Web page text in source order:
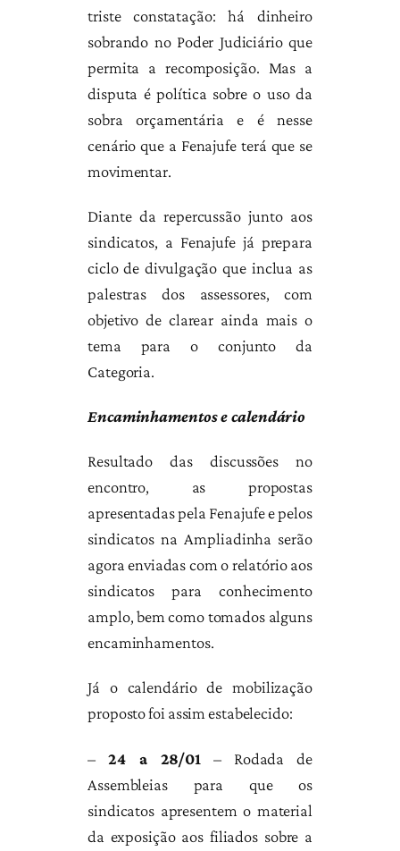
triste constatação: há dinheiro
sobrando no Poder Judiciário que
permita a recomposição. Mas a
disputa é política sobre o uso da
sobra orçamentária e é nesse
cenário que a Fenajufe terá que se
movimentar.
Diante da repercussão junto aos
sindicatos, a Fenajufe já prepara
ciclo de divulgação que inclua as
palestras dos assessores, com
objetivo de clarear ainda mais o
tema para o conjunto da
Categoria.
Encaminhamentos e calendário
Resultado das discussões no
encontro, as propostas
apresentadas pela Fenajufe e pelos
sindicatos na Ampliadinha serão
agora enviadas com o relatório aos
sindicatos para conhecimento
amplo, bem como tomados alguns
encaminhamentos.
Já o calendário de mobilização
proposto foi assim estabelecido:
– 24 a 28/01 – Rodada de
Assembleias para que os
sindicatos apresentem o material
da exposição aos filiados sobre a